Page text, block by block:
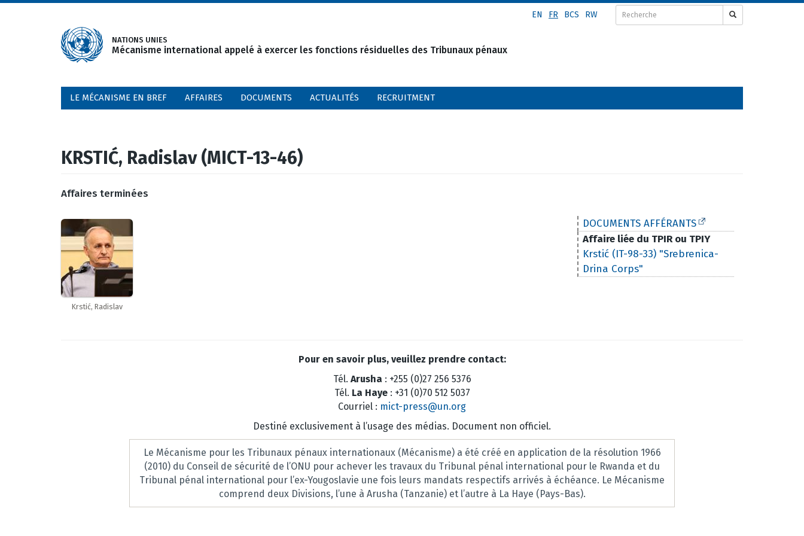
EN FR BCS RW
NATIONS UNIES
Mécanisme international appelé à exercer les fonctions résiduelles des Tribunaux pénaux
LE MÉCANISME EN BREF AFFAIRES DOCUMENTS ACTUALITÉS RECRUITMENT
KRSTIĆ, Radislav (MICT-13-46)
Affaires terminées
Krstić, Radislav
DOCUMENTS AFFÉRANTS
Affaire liée du TPIR ou TPIY
Krstić (IT-98-33) "Srebrenica-
Drina Corps"
Pour en savoir plus, veuillez prendre contact:
Tél. Arusha : +255 (0)27 256 5376
Tél. La Haye: +31 (0)70 512 5037
Courriel : mict-press@un.org
Destiné exclusivement à l’usage des médias. Document non officiel.
Le Mécanisme pour les Tribunaux pénaux internationaux (Mécanisme) a été créé en application de la résolution 1966
(2010) du Conseil de sécurité de l’ONU pour achever les travaux du Tribunal pénal international pour le Rwanda et du
Tribunal pénal international pour l’ex-Yougoslavie une fois leurs mandats respectifs arrivés à échéance. Le Mécanisme
comprend deux Divisions, l’une à Arusha (Tanzanie) et l’autre à La Haye (Pays-Bas).